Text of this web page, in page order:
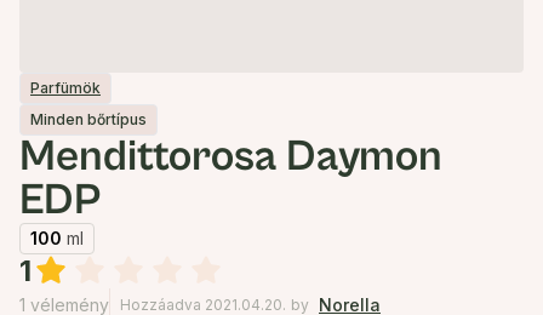
Parfümök
Minden bőrtípus
Mendittorosa Daymon
EDP
100 ml
1
1 vélemény Hozzáadva 2021.04.20. by Norella